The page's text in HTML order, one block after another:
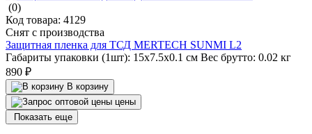
(0)
Код товара: 4129
Снят с производства
Защитная пленка для ТСД MERTECH SUNMI L2
Габариты упаковки (1шт): 15х7.5х0.1 см Вес брутто: 0.02 кг
890 ₽
В корзину
цены
Показать еще